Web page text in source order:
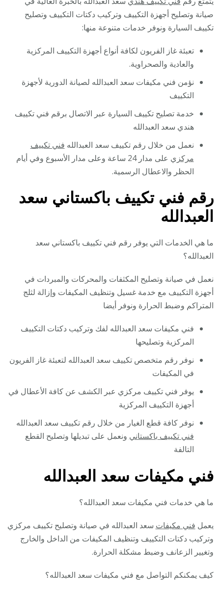
صيانة وتصليح أجهزة التكييف وتركيب دكتات التكييف وتصليح
تكييف السيارة ونوفر خدمات متنوعة منها:
تعبئة غاز الفريون لكافة أنواع أجهزة التكييف المركزية
والعادية والصحراوية.
نؤمن فني مكيفات سعد العبدالله لصيانة الدورية لأجهزة
التكييف
خدمة تصليح تكييف السيارة عبر الاتصال برقم فني تكييف
هندي سعد العبدالله
نعمل من خلال رقم تكييف سعد العبدالله فني تكييف
مركزي
على مدار 24 ساعة وعلى مدار الأسبوع وفي أيام
الحظر والاعطال الرسمية.
رقم فني تكييف باكستاني سعد
العبدالله
ما هي الخدمات التي يوفر رقم فني تكييف باكستاني سعد
العبدالله؟
نعمل في صيانة وتصليح المكثفات والمحركات والمبردات في
أجهزة التكييف مع خدمة غسيل وتنظيف المكيفات وإزالة لثلج
المتراكم وضبط الحرارة ونوفر أيضا
فني مكيفات سعد العبدالله لفك وتركيب دكتات التكييف
المركزية وتصليحها
نوفر رقم متخصص تكييف سعد العبدالله لتعبئة غاز الفريون
في المكيفات
يوفر فني تكييف مركزي عبر الكشف عن كافة الأعطال في
أجهزة التكييف المركزية
نوفر كافة قطع الغيار من خلال رقم تكييف سعد العبدالله
فني تكييف باكستاني ونعمل على تبديلها وتصليح القطع
التالفة
فني مكيفات سعد العبدالله
ما هي خدمات فني مكيفات سعد العبدالله؟
يعمل فني مكيفات سعد العبدالله في صيانة وتصليح تكييف مركزي
وتركيب دكتات التكييف وتنظيف المكيفات من الداخل والخارج
وتغيير الزعانف وضبط مشكلة الحرارة.
كيف يمكنكم التواصل مع فني مكيفات سعد العبدالله؟